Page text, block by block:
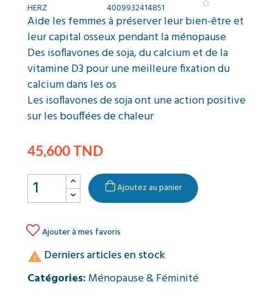
HERZ
4009932414851
Aide les femmes à préserver leur bien-être et
leur capital osseux pendant la ménopause
Des isoflavones de soja, du calcium et de la
vitamine D3 pour une meilleure fixation du
calcium dans les os
Les isoflavones de soja ont une action positive
sur les bouffées de chaleur
45,600 TND
Ajoutez au panier
Ajouter à mes favoris
 Derniers articles en stock
Catégories:Ménopause & Féminité